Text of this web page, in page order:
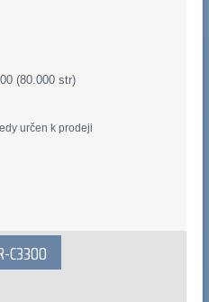
(80.000 str)
určen k prodeji
C3300